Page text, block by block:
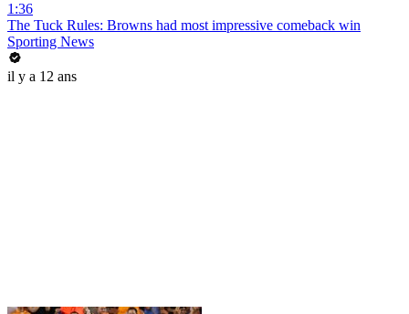
1:36
The Tuck Rules: Browns had most impressive comeback win
Sporting News
il y a 12 ans